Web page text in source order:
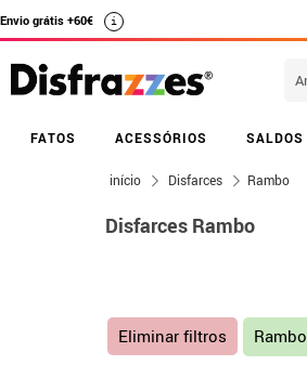
Envio grátis +60€ i
FATOS ACESSÓRIOS SALDOS
início Disfarces Rambo
Disfarces Rambo
Eliminar filtros Rambo